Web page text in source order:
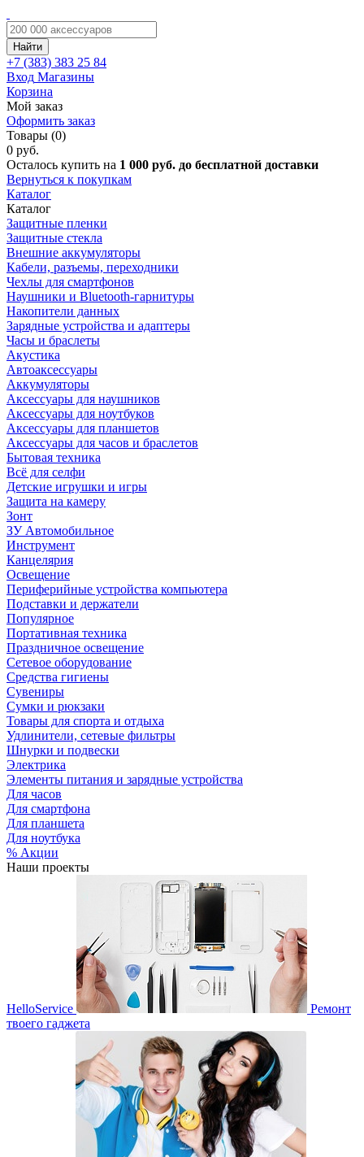
Найти
+7 (383) 383 25 84
Вход Магазины
Корзина
Мой заказ
Оформить заказ
Товары (0)
0 руб.
Осталось купить на 1 000 руб. до бесплатной доставки
Вернуться к покупкам
Каталог
Каталог
Защитные пленки
Защитные стекла
Внешние аккумуляторы
Кабели, разъемы, переходники
Чехлы для смартфонов
Наушники и Bluetooth-гарнитуры
Накопители данных
Зарядные устройства и адаптеры
Часы и браслеты
Акустика
Автоаксессуары
Аккумуляторы
Аксессуары для наушников
Аксессуары для ноутбуков
Аксессуары для планшетов
Аксессуары для часов и браслетов
Бытовая техника
Всё для селфи
Детские игрушки и игры
Защита на камеру
Зонт
ЗУ Автомобильное
Инструмент
Канцелярия
Освещение
Периферийные устройства компьютера
Подставки и держатели
Популярное
Портативная техника
Праздничное освещение
Сетевое оборудование
Средства гигиены
Сувениры
Сумки и рюкзаки
Товары для спорта и отдыха
Удлинители, сетевые фильтры
Шнурки и подвески
Электрика
Элементы питания и зарядные устройства
Для часов
Для смартфона
Для планшета
Для ноутбука
% Акции
Наши проекты
HelloService
Ремонт
твоего гаджета